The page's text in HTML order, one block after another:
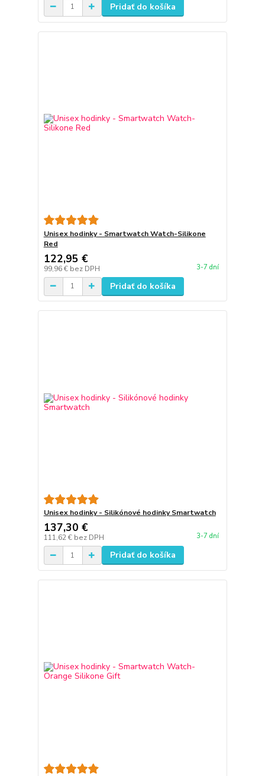
Pridať do košíka
Unisex hodinky - Smartwatch Watch-Silikone
Red
122,95 €
99,96 € bez DPH 3-7 dní
Pridať do košíka
Unisex hodinky - Silikónové hodinky Smartwatch
137,30 €
111,62 € bez DPH 3-7 dní
Pridať do košíka